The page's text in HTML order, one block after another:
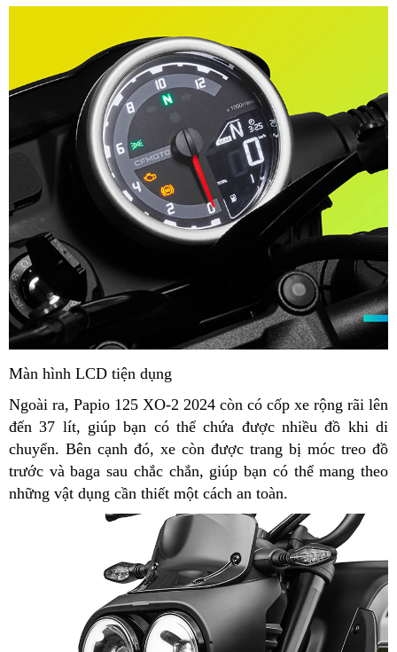
Màn hình LCD tiện dụng
Ngoài ra, Papio 125 XO-2 2024 còn có cốp xe rộng rãi lên
đến 37 lít, giúp bạn có thể chứa được nhiều đồ khi di
chuyển. Bên cạnh đó, xe còn được trang bị móc treo đồ
trước và baga sau chắc chắn, giúp bạn có thể mang theo
những vật dụng cần thiết một cách an toàn.